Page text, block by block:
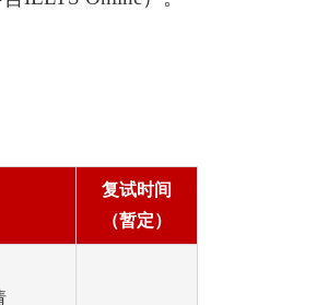
复试时间
（暂定）